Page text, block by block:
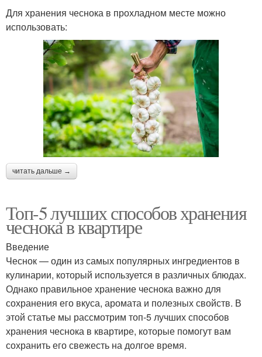
Для хранения чеснока в прохладном месте можно
использовать:
читать дальше →
Топ-5 лучших способов хранения
чеснока в квартире
Введение
Чеснок — один из самых популярных ингредиентов в
кулинарии, который используется в различных блюдах.
Однако правильное хранение чеснока важно для
сохранения его вкуса, аромата и полезных свойств. В
этой статье мы рассмотрим топ-5 лучших способов
хранения чеснока в квартире, которые помогут вам
сохранить его свежесть на долгое время.